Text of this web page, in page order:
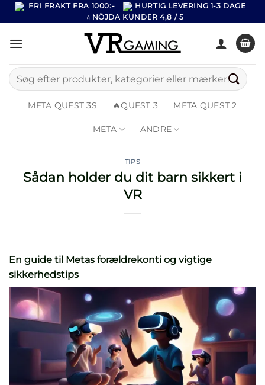
Fortsæt
til
FRI FRAKT FRA 1000:-
HURTIG LEVERING 1-3 DAGE
⭐ NÖJDA KUNDER 4,8 / 5
Søg
efter:
META QUEST 3S
🔥QUEST 3 META QUEST 2
META ANDRE
TIPS
Sådan holder du dit barn sikkert i
VR
En guide til Metas forældrekonti og vigtige
sikkerhedstips